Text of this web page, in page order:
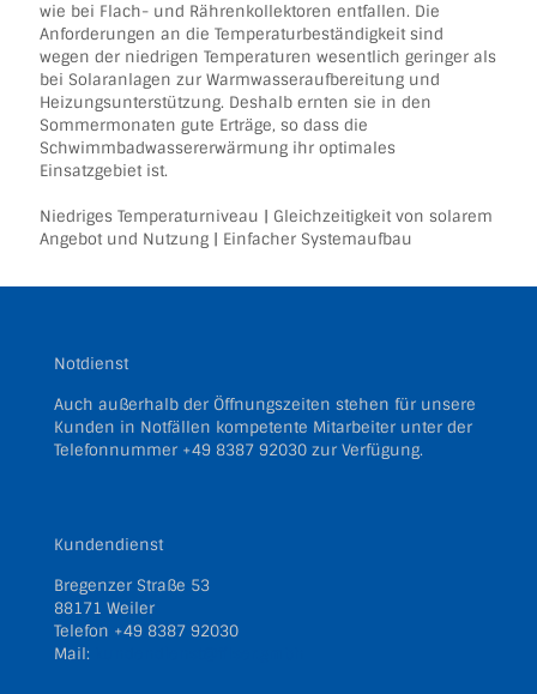
wie bei Flach- und Rährenkollektoren entfallen. Die
Anforderungen an die Temperaturbeständigkeit sind
wegen der niedrigen Temperaturen wesentlich geringer als
bei Solaranlagen zur Warmwasseraufbereitung und
Heizungsunterstützung. Deshalb ernten sie in den
Sommermonaten gute Erträge, so dass die
Schwimmbadwassererwärmung ihr optimales
Einsatzgebiet ist.
Niedriges Temperaturniveau | Gleichzeitigkeit von solarem
Angebot und Nutzung | Einfacher Systemaufbau
Notdienst
Auch außerhalb der Öffnungszeiten stehen für unsere
Kunden in Notfällen kompetente Mitarbeiter unter der
Telefonnummer +49 8387 92030 zur Verfügung.
Kundendienst
Bregenzer Straße 53
88171 Weiler
Telefon +49 8387 92030
Mail: